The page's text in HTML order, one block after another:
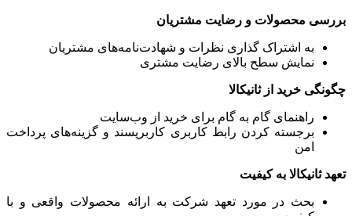
بررسی محصولات و رضایت مشتریان
به اشتراک گذاری نظرات و شهادت‌نامه‌های مشتریان
نمایش سطح بالای رضایت مشتری
چگونگی خرید از ثانیکالا
راهنمای گام به گام برای خرید از وب‌سایت
برجسته کردن رابط کاربری کاربرپسند و گزینه‌های پرداخت
امن
تعهد ثانیکالا به کیفیت
بحث در مورد تعهد شرکت به ارائه محصولات واقعی و با